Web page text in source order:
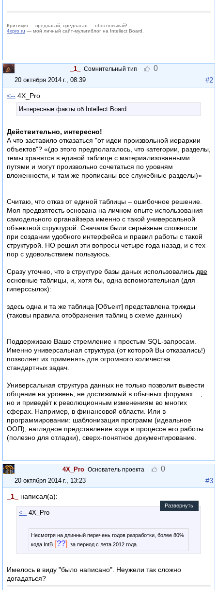
Критикуя — предлагай, предлагая — обосновывай!
4xpro.ru — мой личный сайт-мультиблог на Intellect Board.
_1_ Сомнительный тип 0
20 октября 2014 г., 08:39 #2
<-- 4X_Pro
Интересные факты об Intellect Board
Действительно, интересно!
А что заставило отказаться "от идеи произвольной иерархии
объектов"? «(до этого предполагалось, что категории, разделы,
темы хранятся в единой таблице с материализованными
путями и могут произвольно сочетаться по уровням
вложенности, и там же прописаны все служебные разделы)»
Считаю, что отказ от единой таблицы – ошибочное решение.
Моя предвзятость основана на личном опыте использования
самодельного органайзера именно с такой универсальной
объектной структурой. Сначала были серьёзные сложности
при создании удобного интерфейса и правил работы с такой
структурой. НО решил эти вопросы четыре года назад, и с тех
пор с удовольствием пользуюсь.
Сразу уточню, что в структуре базы даных использовались две
основные таблицы, и, хотя бы, одна вспомогательная (для
гиперссылок):
здесь одна и та же таблица [Объект] представлена трижды
(таковы правила отображения таблиц в схеме данных)
Поддерживаю Ваше стремление к простым SQL-запросам.
Именно универсальная структура (от которой Вы отказались!)
позволяет их применять для огромного количества
стандартных задач.
Универсальная структура данных не только позволит вывести
общение на уровень, не достижимый в обычных форумах ...,
но и приведёт к революционным изменениям во многих
сферах. Например, в финансовой области. Или в
программировании: шаблонизация программ (идеальное
ООП), наглядное представление кода в процессе его работы
(полезно для отладки), сверх-понятное документирование.
4X_Pro Основатель проекта 0
20 октября 2014 г., 13:23 #3
_1_ написал(а):
Развернуть
<-- 4X_Pro
Несмотря на длинный перечень годов разработки, более 80%
кода IntB [??] за период с лета 2012 года.
Имелось в виду "было написано". Неужели так сложно
догадаться?